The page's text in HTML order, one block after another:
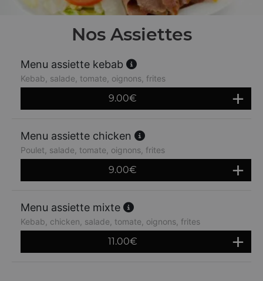
Nos Assiettes
Menu assiette kebab
Kebab, salade, tomate, oignons, frites
9.00€
Menu assiette chicken
Poulet, salade, tomate, oignons, frites
9.00€
Menu assiette mixte
Kebab, chicken, salade, tomate, oignons, frites
11.00€